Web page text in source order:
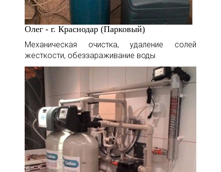
Олег - г. Краснодар (Парковый)
Механическая очистка, удаление солей
жесткости, обеззараживание воды